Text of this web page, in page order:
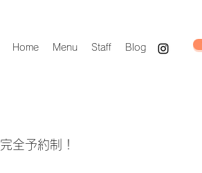
Home Menu Staff Blog
完全予約制！